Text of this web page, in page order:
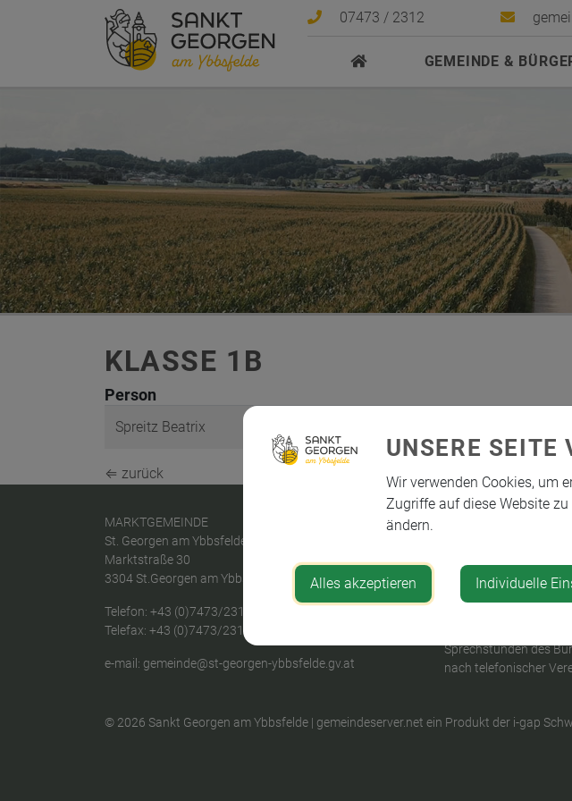
Sprungmarken
Springe direkt zu: 07473 / 2312
GEMEINDE &
KLASSE 1B
Person
Spreitz Beatrix
⇐ zurück
MARKTGEMEINDE
St. Georgen am Ybbsfelde
Marktstraße 30
3304 St.Georgen am Ybbsfelde
Telefon: +43 (0)7473/2312
Telefax: +43 (0)7473/2312-18
e-mail: gemeinde@st-georgen-ybbsfelde.gv.at
Mittwoch: 08:00 -
Donnerstag: kein
Sprechstunden des
nach telefonischer
© 2026 Sankt Georgen am Ybbsfelde | gemeindeserver.net ein Produkt der i-gap
UNSERE SEITE
Wir verwenden Cookies, um
Zugriffe auf diese Website
ändern.
Alles akzeptieren Individuelle